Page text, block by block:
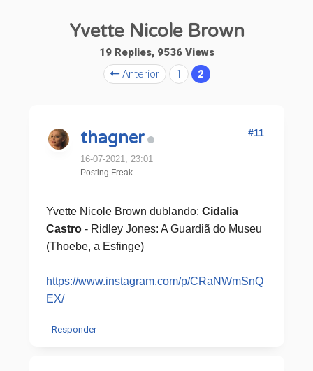
Yvette Nicole Brown
19 Replies, 9536 Views
Anterior
1 2
thagner
16-07-2021, 23:01
Posting Freak
#11
Yvette Nicole Brown dublando: Cidalia
Castro- Ridley Jones: A Guardiã do Museu
(Thoebe, a Esfinge)
https://www.instagram.com/p/CRaNWmSnQ
EX/
Responder